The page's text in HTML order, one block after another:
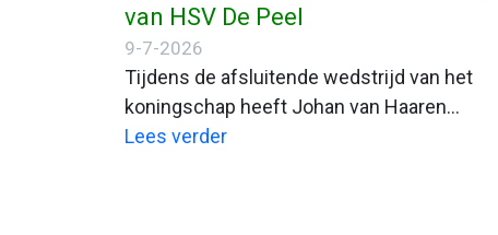
van HSV De Peel
9-7-2026
Tijdens de afsluitende wedstrijd van het
koningschap heeft Johan van Haaren
overtuigend beslag gelegd op de titel Koning
Lees verder